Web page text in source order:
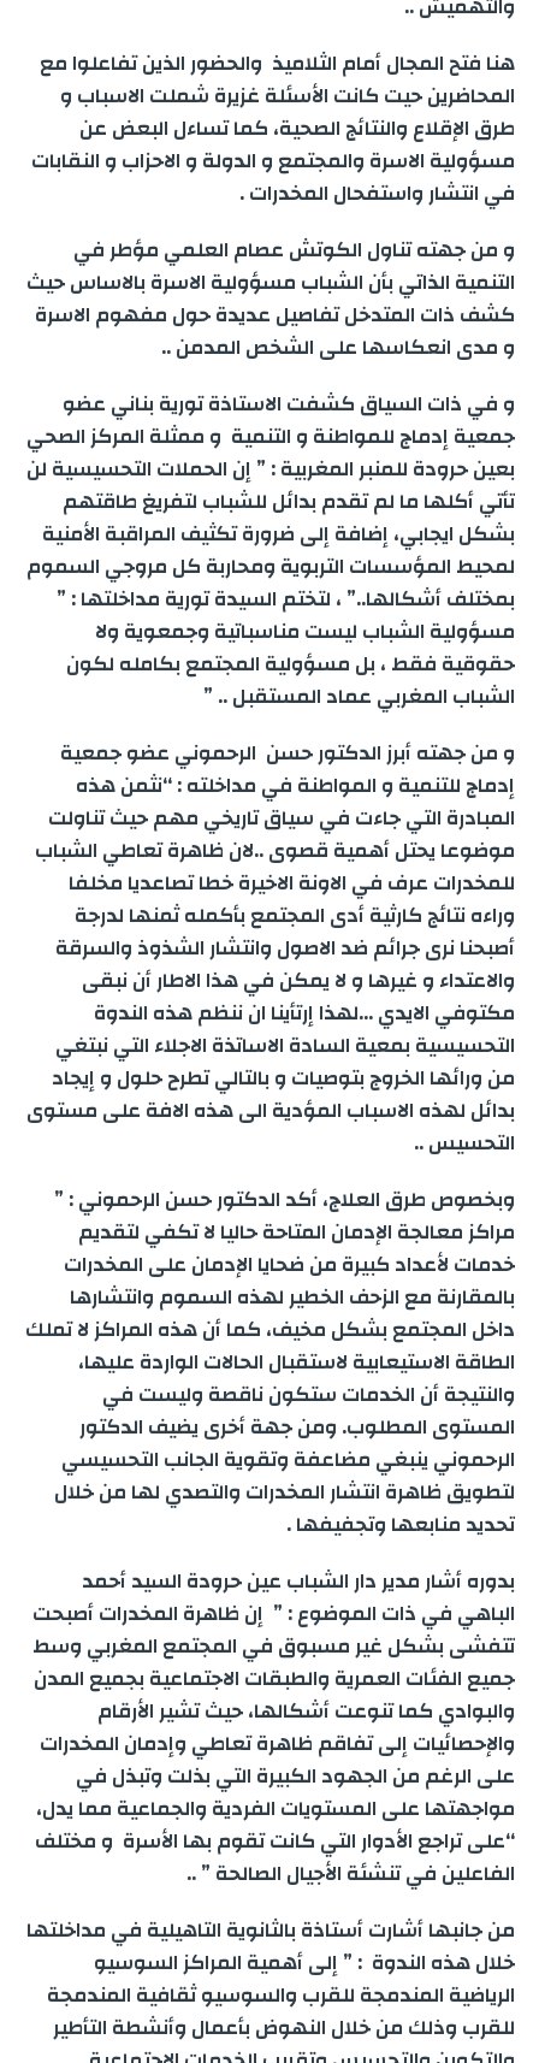
هنا فتح المجال أمام الثلاميذ والحضور الذين تفاعلوا مع
المحاضرين حيت كانت الأسئلة غزيرة شملت الاسباب و
طرق الإقلاع والنتائج الصحية، كما تساءل البعض عن
مسؤولية الاسرة والمجتمع و الدولة و الاحزاب و النقابات
في انتشار واستفحال المخدرات .
و من جهته تناول الكوتش عصام العلمي مؤطر في
التنمية الذاتي بأن الشباب مسؤولية الاسرة بالاساس حيث
كشف ذات المتدخل تفاصيل عديدة حول مفهوم الاسرة
و مدى انعكاسها على الشخص المدمن ..
و في ذات السياق كشفت الاستاذة تورية بناني عضو
جمعية إدماج للمواطنة و التنمية و ممثلة المركز الصحي
بعين حرودة للمنبر المغربية : ” إن الحملات التحسيسية لن
تأتي أكلها ما لم تقدم بدائل للشباب لتفريغ طاقتهم
بشكل ايجابي، إضافة إلى ضرورة تكثيف المراقبة الأمنية
لمحيط المؤسسات التربوية ومحاربة كل مروجي السموم
بمختلف أشكالها..” ، لتختم السيدة تورية مداخلتها : ”
مسؤولية الشباب ليست مناسباتية وجمعوية ولا
حقوقية فقط ، بل مسؤولية المجتمع بكامله لكون
الشباب المغربي عماد المستقبل .. ”
و من جهته أبرز الدكتور حسن الرحموني عضو جمعية
إدماج للتنمية و المواطنة في مداخلته : “نثمن هذه
المبادرة التي جاءت في سياق تاريخي مهم حيث تناولت
موضوعا يحتل أهمية قصوى ..لان ظاهرة تعاطي الشباب
للمخدرات عرف في الاونة الاخيرة خطا تصاعديا مخلفا
وراءه نتائج كارثية أدى المجتمع بأكمله ثمنها لدرجة
أصبحنا نرى جرائم ضد الاصول وانتشار الشذوذ والسرقة
والاعتداء و غيرها و لا يمكن في هذا الاطار أن نبقى
مكتوفي الايدي …لهذا إرتأينا ان ننظم هذه الندوة
التحسيسية بمعية السادة الاساتذة الاجلاء التي نبتغي
من ورائها الخروج بتوصيات و بالتالي تطرح حلول و إيجاد
بدائل لهذه الاسباب المؤدية الى هذه الافة على مستوى
التحسيس ..
وبخصوص طرق العلاج، أكد الدكتور حسن الرحموني : ”
مراكز معالجة الإدمان المتاحة حاليا لا تكفي لتقديم
خدمات لأعداد كبيرة من ضحايا الإدمان على المخدرات
بالمقارنة مع الزحف الخطير لهذه السموم وانتشارها
داخل المجتمع بشكل مخيف، كما أن هذه المراكز لا تملك
الطاقة الاستيعابية لاستقبال الحالات الواردة عليها،
والنتيجة أن الخدمات ستكون ناقصة وليست في
المستوى المطلوب. ومن جهة أخرى يضيف الدكتور
الرحموني ينبغي مضاعفة وتقوية الجانب التحسيسي
لتطويق ظاهرة انتشار المخدرات والتصدي لها من خلال
تحديد منابعها وتجفيفها .
بدوره أشار مدير دار الشباب عين حرودة السيد أحمد
الباهي في ذات الموضوع : ” إن ظاهرة المخدرات أصبحت
تتفشى بشكل غير مسبوق في المجتمع المغربي وسط
جميع الفئات العمرية والطبقات الاجتماعية بجميع المدن
والبوادي كما تنوعت أشكالها، حيث تشير الأرقام
والإحصائيات إلى تفاقم ظاهرة تعاطي وإدمان المخدرات
على الرغم من الجهود الكبيرة التي بذلت وتبذل في
مواجهتها على المستويات الفردية والجماعية مما يدل،
“على تراجع الأدوار التي كانت تقوم بها الأسرة و مختلف
الفاعلين في تنشئة الأجيال الصالحة ” ..
من جانبها أشارت أستاذة بالثانوية التاهيلية في مداخلتها
خلال هذه الندوة : ” إلى أهمية المراكز السوسيو
الرياضية المندمجة للقرب والسوسيو ثقافية المندمجة
للقرب وذلك من خلال النهوض بأعمال وأنشطة التأطير